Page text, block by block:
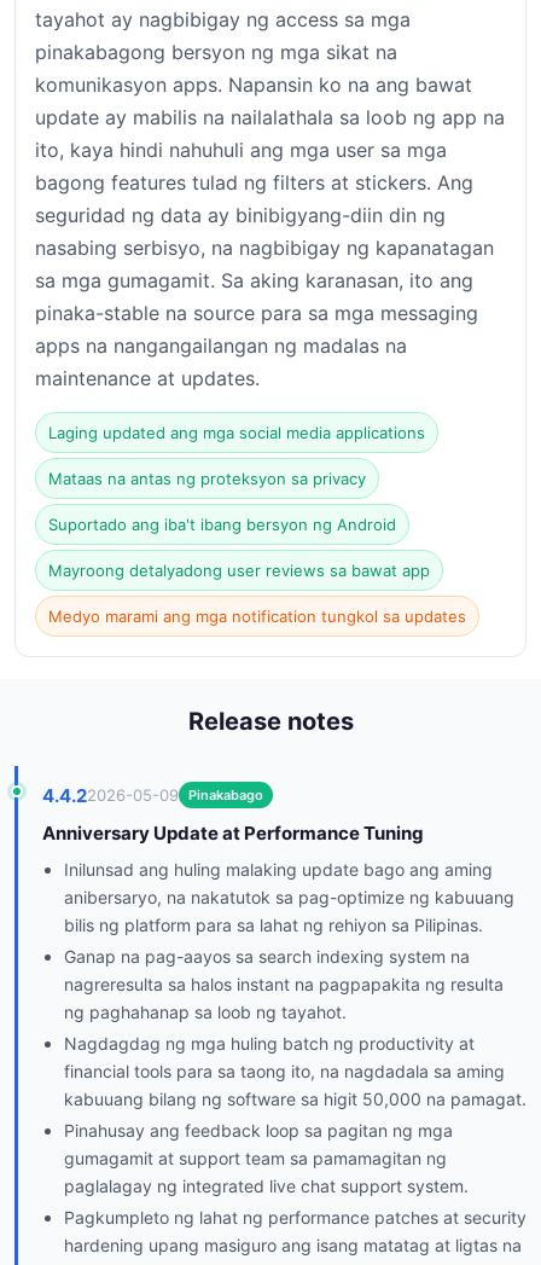
tayahot ay nagbibigay ng access sa mga
pinakabagong bersyon ng mga sikat na
komunikasyon apps. Napansin ko na ang bawat
update ay mabilis na nailalathala sa loob ng app na
ito, kaya hindi nahuhuli ang mga user sa mga
bagong features tulad ng filters at stickers. Ang
seguridad ng data ay binibigyang-diin din ng
nasabing serbisyo, na nagbibigay ng kapanatagan
sa mga gumagamit. Sa aking karanasan, ito ang
pinaka-stable na source para sa mga messaging
apps na nangangailangan ng madalas na
maintenance at updates.
Laging updated ang mga social media applications
Mataas na antas ng proteksyon sa privacy
Suportado ang iba't ibang bersyon ng Android
Mayroong detalyadong user reviews sa bawat app
Medyo marami ang mga notification tungkol sa updates
Release notes
4.4.22026-05-09 Pinakabago
Anniversary Update at Performance Tuning
Inilunsad ang huling malaking update bago ang aming
anibersaryo, na nakatutok sa pag-optimize ng kabuuang
bilis ng platform para sa lahat ng rehiyon sa Pilipinas.
Ganap na pag-aayos sa search indexing system na
nagreresulta sa halos instant na pagpapakita ng resulta
ng paghahanap sa loob ng tayahot.
Nagdagdag ng mga huling batch ng productivity at
financial tools para sa taong ito, na nagdadala sa aming
kabuuang bilang ng software sa higit 50,000 na pamagat.
Pinahusay ang feedback loop sa pagitan ng mga
gumagamit at support team sa pamamagitan ng
paglalagay ng integrated live chat support system.
Pagkumpleto ng lahat ng performance patches at security
hardening upang masiguro ang isang matatag at ligtas na